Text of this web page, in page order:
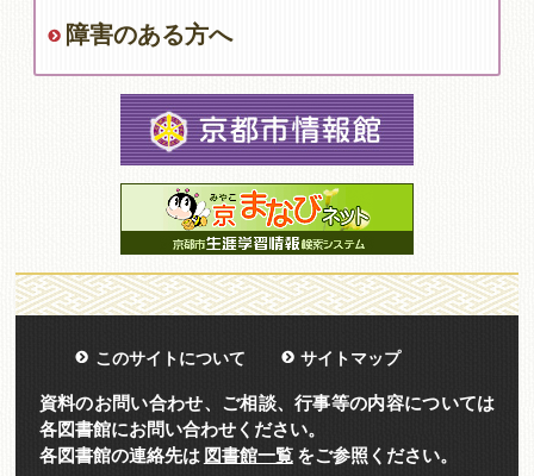
障害のある方へ
このサイトについて サイトマップ
資料のお問い合わせ、ご相談、行事等の内容については
各図書館にお問い合わせください。
各図書館の連絡先は 図書館一覧をご参照ください。